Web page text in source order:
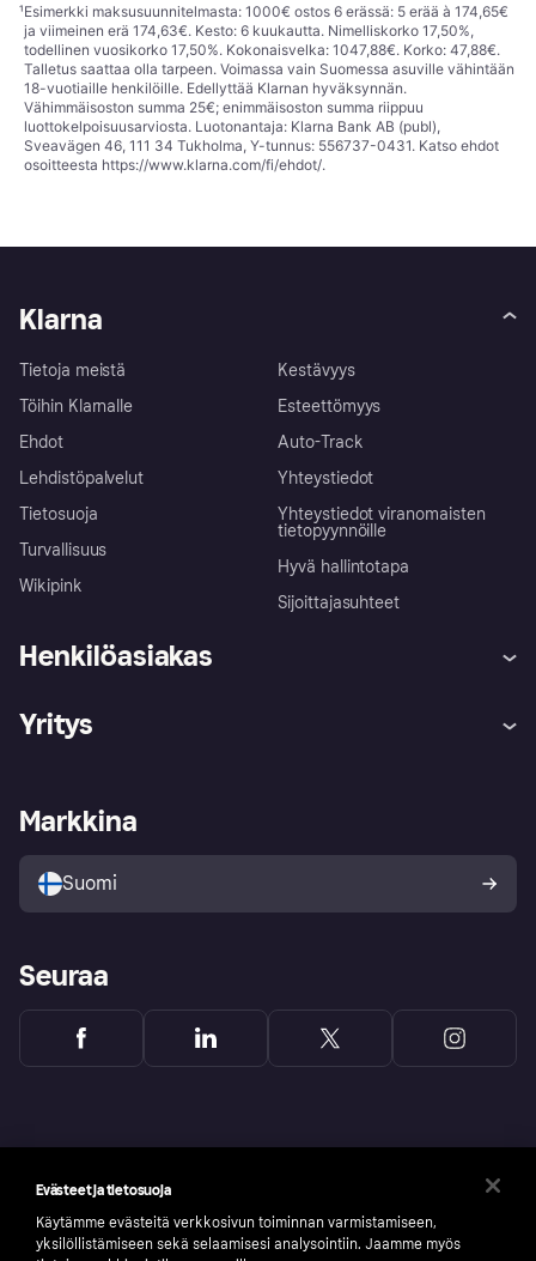
¹Esimerkki maksusuunnitelmasta: 1000€ ostos 6 erässä: 5 erää à 174,65€
ja viimeinen erä 174,63€. Kesto: 6 kuukautta. Nimelliskorko 17,50%,
todellinen vuosikorko 17,50%. Kokonaisvelka: 1047,88€. Korko: 47,88€.
Talletus saattaa olla tarpeen. Voimassa vain Suomessa asuville vähintään
18-vuotiaille henkilöille. Edellyttää Klarnan hyväksynnän.
Vähimmäisoston summa 25€; enimmäisoston summa riippuu
luottokelpoisuusarviosta. Luotonantaja: Klarna Bank AB (publ),
Sveavägen 46, 111 34 Tukholma, Y-tunnus: 556737-0431. Katso ehdot
osoitteesta https://www.klarna.com/fi/ehdot/.
Klarna
Tietoja meistä
Töihin Klarnalle
Ehdot
Lehdistöpalvelut
Tietosuoja
Turvallisuus
Wikipink
Kestävyys
Esteettömyys
Auto-Track
Yhteystiedot
Yhteystiedot viranomaisten
tietopyynnöille
Hyvä hallintotapa
Sijoittajasuhteet
Henkilöasiakas
Kirjaudu sisään
Tutustu kauppoihin
Ostajan turva
Yritys
Kirjaudu sisään yrityksenä
Markkina
Suomi
Seuraa
Evästeet ja tietosuoja
Käytämme evästeitä verkkosivun toiminnan varmistamiseen,
yksilöllistämiseen sekä selaamisesi analysointiin. Jaamme myös